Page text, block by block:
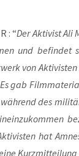
: “Der Akti­vist Ali
und befin­det
von
gab
des
hat